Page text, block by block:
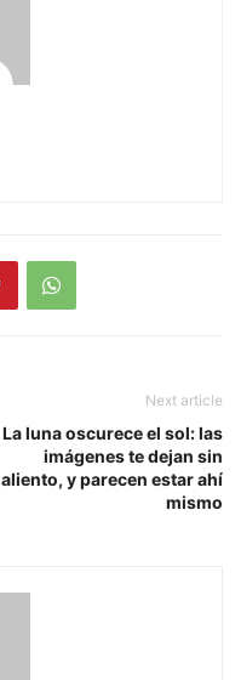
Next article
La luna oscurece el sol: las
imágenes te dejan sin
aliento, y parecen estar ahí
mismo